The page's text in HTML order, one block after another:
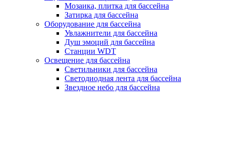
Мозаика, плитка для бассейна
Затирка для бассейна
Оборудование для бассейна
Увлажнители для бассейна
Душ эмоций для бассейна
Станции WDT
Освещение для бассейна
Светильники для бассейна
Светодиодная лента для бассейна
Звездное небо для бассейна